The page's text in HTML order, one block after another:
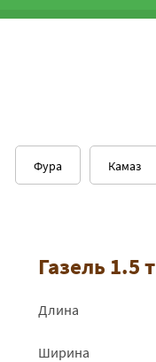
Камаз
Фура
Газель 1.5 т
Длина
Ширина